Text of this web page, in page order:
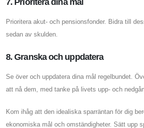
7. Prioritera dina mål
Prioritera akut- och pensionsfonder. Bidra till
sedan av skulden.
8. Granska och uppdatera
Se över och uppdatera dina mål regelbundet.
att nå dem, med tanke på livets upp- och
Kom ihåg att den idealiska sparräntan för dig
ekonomiska mål och omständigheter. Sätt upp